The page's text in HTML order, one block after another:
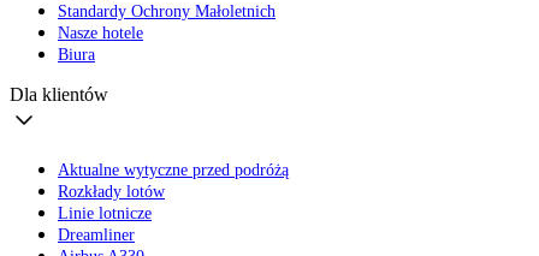
Standardy Ochrony Małoletnich
Nasze hotele
Biura
Dla klientów
Aktualne wytyczne przed podróżą
Rozkłady lotów
Linie lotnicze
Dreamliner